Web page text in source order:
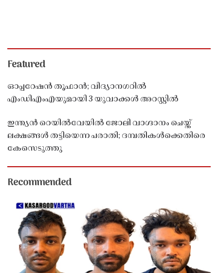
Featured
ഓപ്പറേഷൻ തൂഫാൻ; വിദ്യാനഗറിൽ
എംഡിഎംഎയുമായി 3 യുവാക്കൾ അറസ്റ്റിൽ
ഇന്ത്യൻ റെയിൽവേയിൽ ജോലി വാഗ്ദാനം ചെയ്ത്
ലക്ഷങ്ങൾ തട്ടിയെന്ന പരാതി; ദമ്പതികൾക്കെതിരെ
കേസെടുത്തു
Recommended